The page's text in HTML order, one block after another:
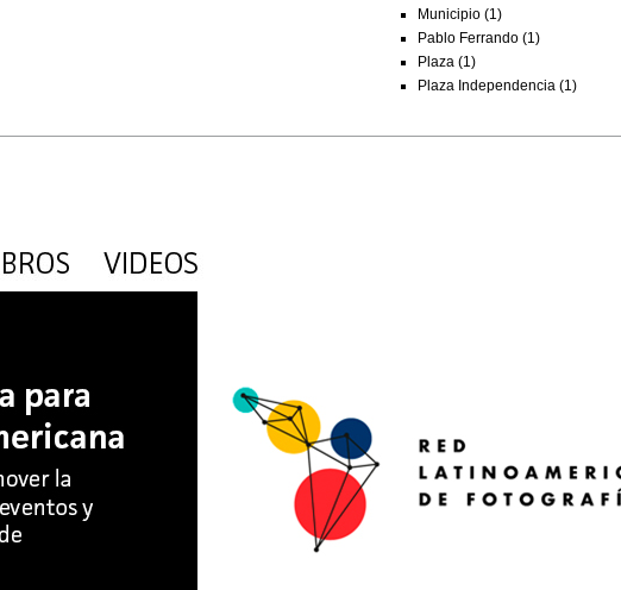
Municipio (1)
Pablo Ferrando (1)
Plaza (1)
Plaza Independencia (1)